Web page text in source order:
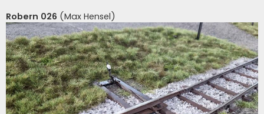
Robern 026 (Max Hensel)